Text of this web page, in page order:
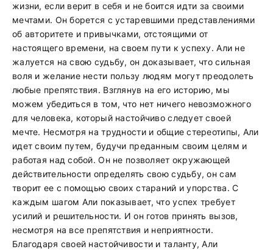
жизни, если верит в себя и не боится идти за своими
мечтами. Он борется с устаревшими представлениями
об авторитете и привычками, отстоящими от
настоящего времени, на своем пути к успеху. Али не
жалуется на свою судьбу, он доказывает, что сильная
воля и желание нести пользу людям могут преодолеть
любые препятствия. Взглянув на его историю, мы
можем убедиться в том, что нет ничего невозможного
для человека, который настойчиво следует своей
мечте. Несмотря на трудности и общие стереотипы, Али
идет своим путем, будучи преданным своим целям и
работая над собой. Он не позволяет окружающей
действительности определять свою судьбу, он сам
творит ее с помощью своих стараний и упорства. С
каждым шагом Али показывает, что успех требует
усилий и решительности. И он готов принять вызов,
несмотря на все препятствия и неприятности.
Благодаря своей настойчивости и таланту, Али